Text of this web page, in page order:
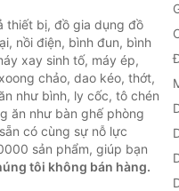
thiết bị, đồ gia dụng đồ
nồi điện, bình đun, bình
xay sinh tố, máy ép,
chảo, dao kéo, thớt,
như bình, ly cốc, tô chén
ăn như bàn ghế phòng
có cùng sự nỗ lực
sản phẩm, giúp bạn
tôi không bán hàng.